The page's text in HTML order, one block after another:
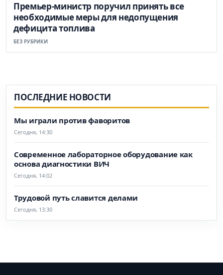
Премьер-министр поручил принять все
необходимые меры для недопущения
дефицита топлива
БЕЗ РУБРИКИ
ПОСЛЕДНИЕ НОВОСТИ
Мы играли против фаворитов
Сегодня, 14:30
Современное лабораторное оборудование как
основа диагностики ВИЧ
Сегодня, 14:02
Трудовой путь славится делами
Сегодня, 13:30